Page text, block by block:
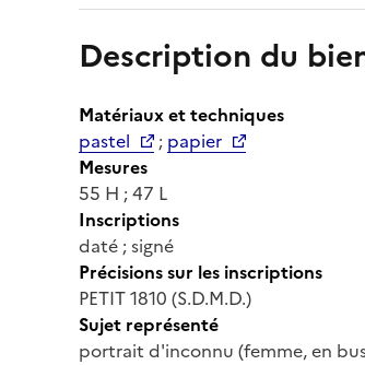
Description du
Matériaux et techniques
pastel
; papier
Mesures
55 H ; 47 L
Inscriptions
daté ; signé
Précisions sur les inscriptions
PETIT 1810 (S.D.M.D.)
Sujet représenté
portrait d'inconnu (femme, en